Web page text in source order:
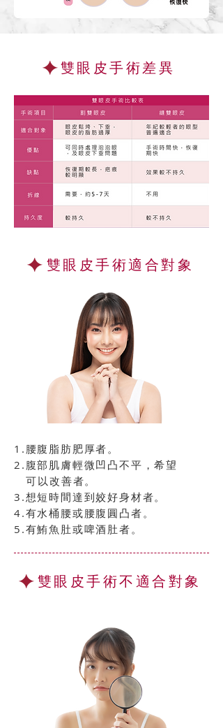
雙眼皮手術差異
雙眼皮手術適合對象
1.腰腹脂肪肥厚者。
2.腹部肌膚輕微凹凸不平，希望
可以改善者。
3.想短時間達到姣好身材者。
4.有水桶腰或腰腹圓凸者。
5.有鮪魚肚或啤酒肚者。
雙眼皮手術不適合對象